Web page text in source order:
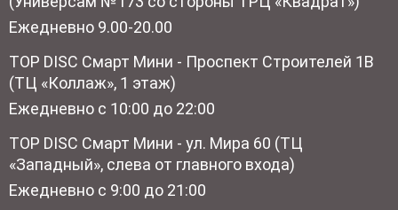
Ежедневно 9.00-20.00
TOP DISC Смарт Мини - Проспект Строителей 1В
(ТЦ «Коллаж», 1 этаж)
Ежедневно с 10:00 до 22:00
TOP DISC Смарт Мини - ул. Мира 60 (ТЦ
«Западный», слева от главного входа)
Ежедневно с 9:00 до 21:00